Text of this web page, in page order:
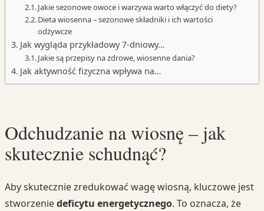
Jakie sezonowe owoce i warzywa warto włączyć do diety?
Dieta wiosenna – sezonowe składniki i ich wartości
odżywcze
Jak wygląda przykładowy 7-dniowy…
Jakie są przepisy na zdrowe, wiosenne dania?
Jak aktywność fizyczna wpływa na…
Odchudzanie na wiosnę – jak
skutecznie schudnąć?
Aby skutecznie zredukować wagę wiosną, kluczowe jest
stworzeniedeficytu energetycznego. To oznacza, że